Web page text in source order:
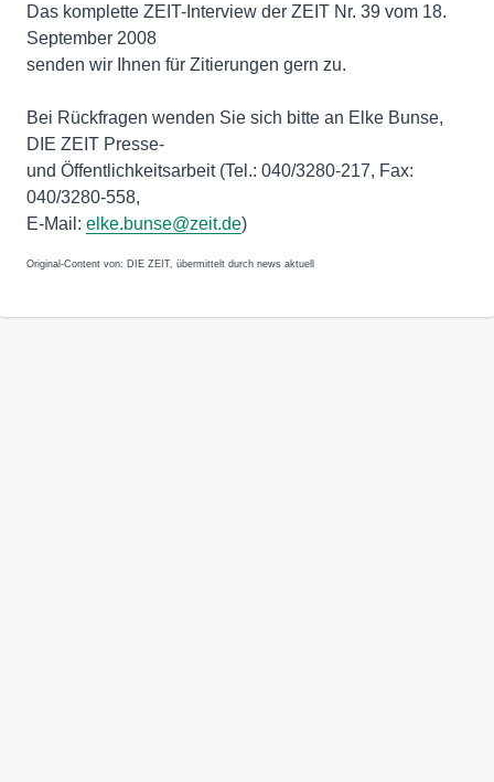
Das komplette ZEIT-Interview der ZEIT Nr. 39 vom 18.
September 2008
senden wir Ihnen für Zitierungen gern zu.
Bei Rückfragen wenden Sie sich bitte an Elke Bunse,
DIE ZEIT Presse-
und Öffentlichkeitsarbeit (Tel.: 040/3280-217, Fax:
040/3280-558,
E-Mail: elke.bunse@zeit.de)
Original-Content von: DIE ZEIT, übermittelt durch news aktuell